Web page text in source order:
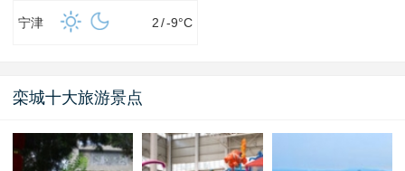
宁津 2/-9°C
栾城十大旅游景点